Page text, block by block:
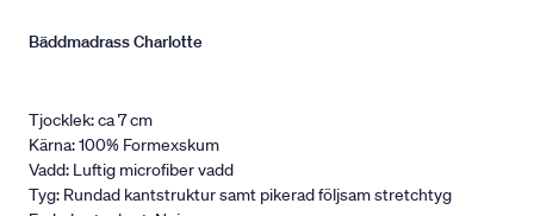
Bäddmadrass Charlotte
Tjocklek: ca 7 cm
Kärna: 100% Formexskum
Vadd: Luftig microfiber vadd
Tyg: Rundad kantstruktur samt pikerad följsam stretchtyg